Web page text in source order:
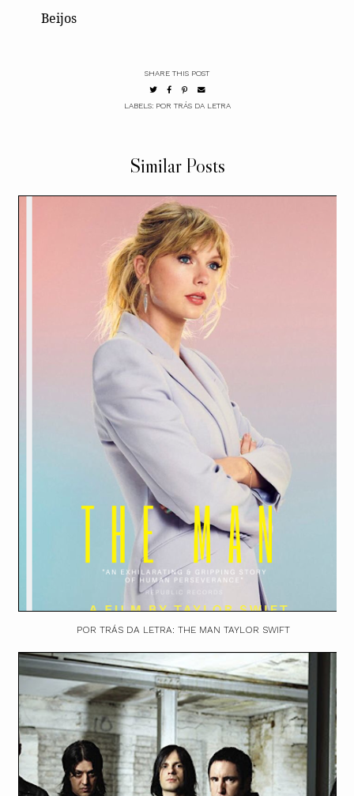
Beijos
SHARE THIS POST
LABELS: POR TRÁS DA LETRA
Similar Posts
POR TRÁS DA LETRA: THE MAN TAYLOR SWIFT